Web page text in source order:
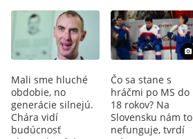
Mali sme hluché
obdobie, no
generácie silnejú.
Chára vidí
budúcnosť
Čo sa stane s
hráčmi po MS do
18 rokov? Na
Slovensku nám to
nefunguje, tvrdí